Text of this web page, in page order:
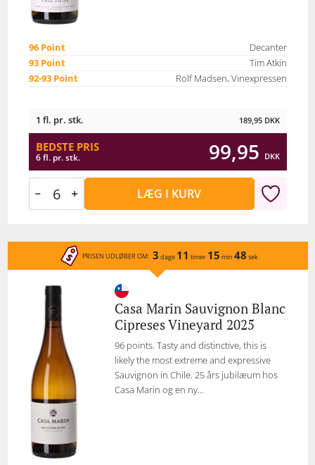
96 Point
Decanter
93 Point
Tim Atkin
92-93 Point
Rolf Madsen, Vinexpressen
1 fl. pr. stk. 189,95 DKK
BEDSTE PRIS
6 fl. pr. stk. 99,95 DKK
LÆG I KURV
PRISEN UDLØBER OM: 3 dage 11 timer 15 min 48 sek
Casa Marin Sauvignon Blanc
Cipreses Vineyard 2025
96 points. Tasty and distinctive, this is
likely the most extreme and expressive
Sauvignon in Chile. 25 års jubilæum hos
Casa Marin og en ny...